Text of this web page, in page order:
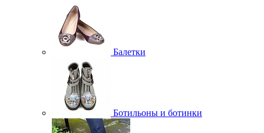
Балетки
Ботильоны и ботинки